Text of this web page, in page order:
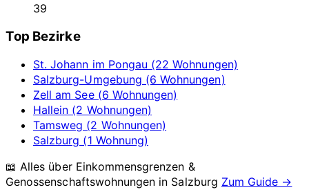
39
Top Bezirke
St. Johann im Pongau (22 Wohnungen)
Salzburg-Umgebung (6 Wohnungen)
Zell am See (6 Wohnungen)
Hallein (2 Wohnungen)
Tamsweg (2 Wohnungen)
Salzburg (1 Wohnung)
📖 Alles über Einkommensgrenzen &
Genossenschaftswohnungen in Salzburg Zum Guide →